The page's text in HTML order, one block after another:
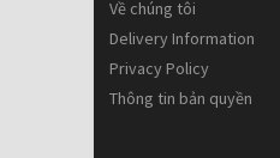
Về chúng tôi
Delivery Information
Privacy Policy
Thông tin bản quyền